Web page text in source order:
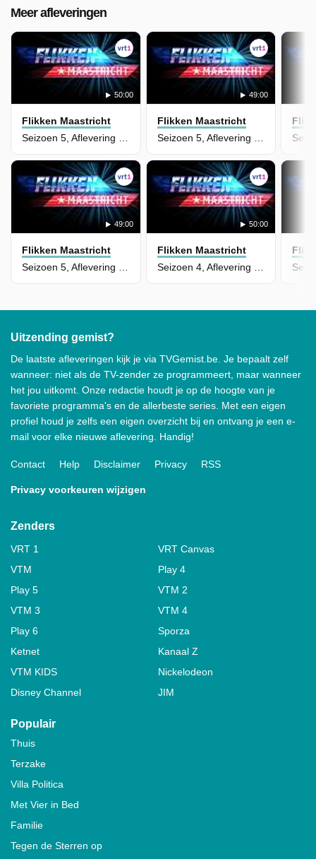
Meer afleveringen
50:00
Flikken Maastricht
Seizoen 5, Aflevering 3 - Verzorgd
49:00
Flikken Maastricht
Seizoen 5, Aflevering 2 - Geript
49:00
Flikken Maastricht
50:00
Flikken Maastricht
Uitzending gemist?
De laatste afleveringen kijk je via TVGemist.be. Je bepaalt zelf
wanneer: niet als de TV-zender ze programmeert, maar wanneer
het jou uitkomt. Onze redactie houdt je op de hoogte van je
favoriete programma's en de allerbeste series. Met een eigen
profiel houd je zelfs een eigen overzicht bij en ontvang je een e-
mail voor elke nieuwe aflevering. Handig!
Contact Help Disclaimer Privacy RSS
Privacy voorkeuren wijzigen
Zenders
VRT 1
VRT Canvas
VTM
Play 4
Play 5
VTM 2
VTM 3
VTM 4
Play 6
Sporza
Ketnet
Kanaal Z
VTM KIDS
Nickelodeon
Disney Channel
JIM
Populair
Thuis
Terzake
Villa Politica
Met Vier in Bed
Familie
Tegen de Sterren op